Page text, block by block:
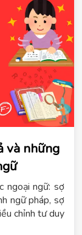
và những
ngoại ngữ: sợ
ngữ pháp, sợ
chỉnh tư duy